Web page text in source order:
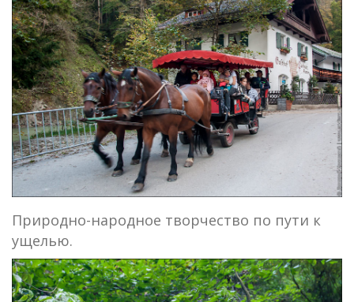
Природно-народное творчество по пути к
ущелью.